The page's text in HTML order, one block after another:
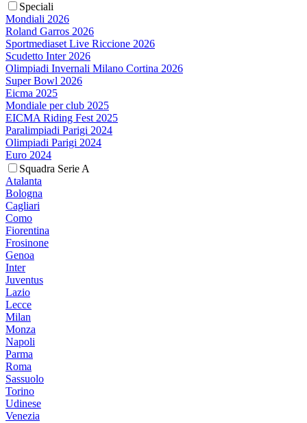
Speciali
Mondiali 2026
Roland Garros 2026
Sportmediaset Live Riccione 2026
Scudetto Inter 2026
Olimpiadi Invernali Milano Cortina 2026
Super Bowl 2026
Eicma 2025
Mondiale per club 2025
EICMA Riding Fest 2025
Paralimpiadi Parigi 2024
Olimpiadi Parigi 2024
Euro 2024
Squadra Serie A
Atalanta
Bologna
Cagliari
Como
Fiorentina
Frosinone
Genoa
Inter
Juventus
Lazio
Lecce
Milan
Monza
Napoli
Parma
Roma
Sassuolo
Torino
Udinese
Venezia